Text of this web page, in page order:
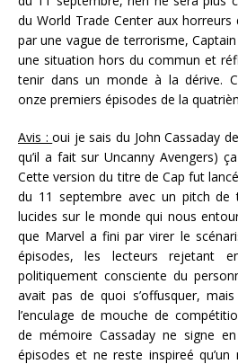
du World Trade Center aux horreurs
par une vague de terrorisme,
une situation hors du commun et
tenir dans un monde à la dérive.
onze premiers épisodes de la
Avis :oui je sais du John Cassaday
qu’il a fait sur Uncanny Avengers)
Cette version du titre de Cap fut
du 11 septembre avec un pitch de
lucides sur le monde qui nous
que Marvel a fini par virer le
épisodes, les lecteurs rejetant
politiquement consciente du
avait pas de quoi s’offusquer,
l’enculage de mouche de
de mémoire Cassaday ne signe
épisodes et ne reste inspireé